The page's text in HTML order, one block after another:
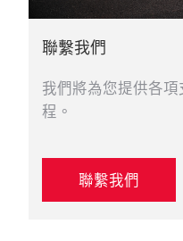
聯繫我們
我們將為您提供各
程。
聯繫我們